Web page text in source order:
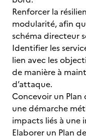
Renforcer la
modularité, afin
schéma directeur
Identifier les
lien avec les
de manière à
d’attaque.
Concevoir un
une démarche
impacts liés à une
Elaborer un Plan